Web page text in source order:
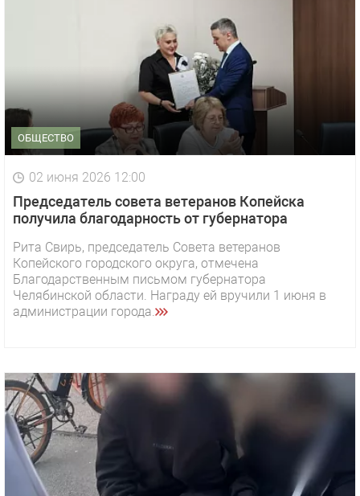
ОБЩЕСТВО
02 июня 2026 12:00
Председатель совета ветеранов Копейска
получила благодарность от губернатора
Рита Свирь, председатель Совета ветеранов
Копейского городского округа, отмечена
Благодарственным письмом губернатора
Челябинской области. Награду ей вручили 1 июня в
администрации города.